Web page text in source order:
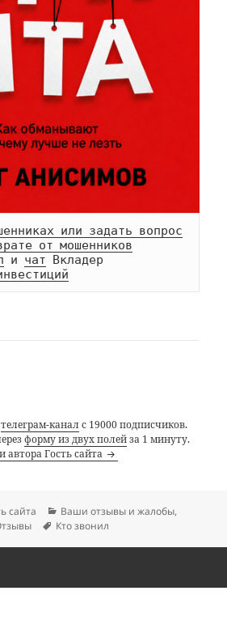
или задать вопрос
от мошенников
и чат
телеграм-каналс 19000 подписчиков.
форму из двух полейза 1 минуту.
автора Гость сайта
сайта Рубрики
Ваши отзывы и жалобы,
Метки
Кто звонил